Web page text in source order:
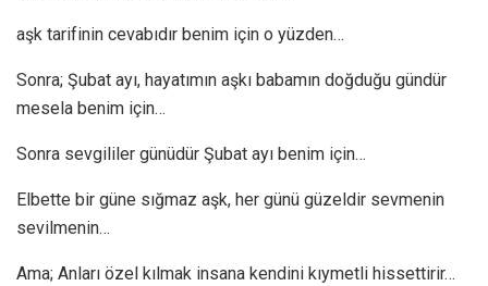
aşk tarifinin cevabıdır benim için o yüzden…
Sonra; Şubat ayı, hayatımın aşkı babamın doğduğu gündür
mesela benim için…
Sonra sevgililer günüdür Şubat ayı benim için…
Elbette bir güne sığmaz aşk, her günü güzeldir sevmenin
sevilmenin…
Ama; Anları özel kılmak insana kendini kıymetli hissettirir…